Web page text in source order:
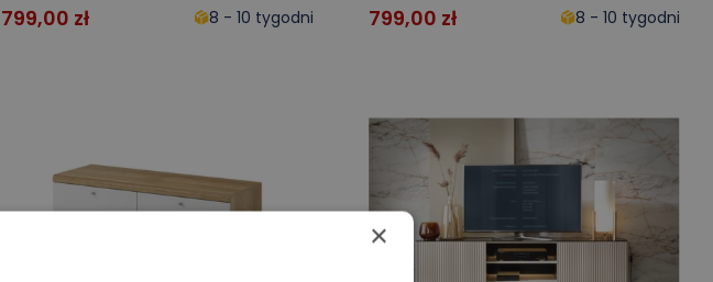
799,00 zł 8 - 10 tygodni 799,00 zł 8 - 10 tygodni
×